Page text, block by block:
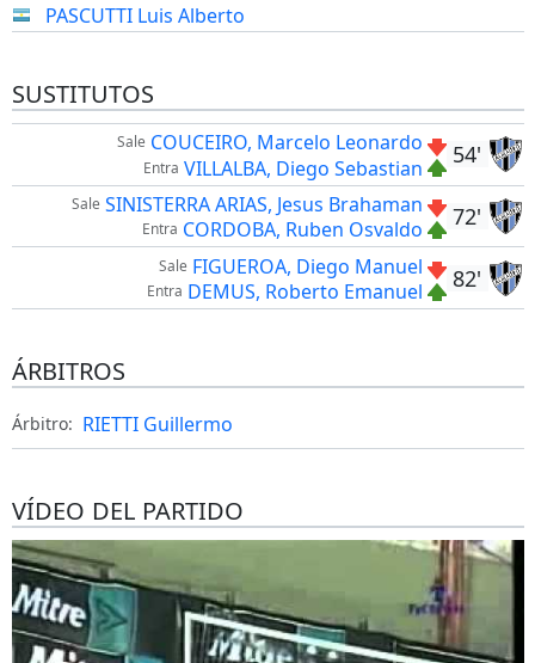
PASCUTTI Luis Alberto
SUSTITUTOS
54'
Sale COUCEIRO, Marcelo Leonardo
Entra VILLALBA, Diego Sebastian
72'
Sale SINISTERRA ARIAS, Jesus Brahaman
Entra CORDOBA, Ruben Osvaldo
82'
Sale FIGUEROA, Diego Manuel
Entra DEMUS, Roberto Emanuel
ÁRBITROS
Árbitro: RIETTI Guillermo
VÍDEO DEL PARTIDO